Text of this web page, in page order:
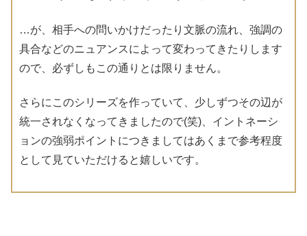
…が、相手への問いかけだったり文脈の流れ、強調の
具合などのニュアンスによって変わってきたりします
ので、必ずしもこの通りとは限りません。
さらにこのシリーズを作っていて、少しずつその辺が
統一されなくなってきましたので(笑)、イントネーシ
ョンの強弱ポイントにつきましてはあくまで参考程度
として見ていただけると嬉しいです。